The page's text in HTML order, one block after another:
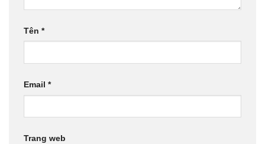
Tên *
Email *
Trang web